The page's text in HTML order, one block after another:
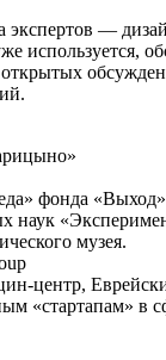
—
используется,
фонда «Выход»
наук
музея.
центр,
«стартапам» в